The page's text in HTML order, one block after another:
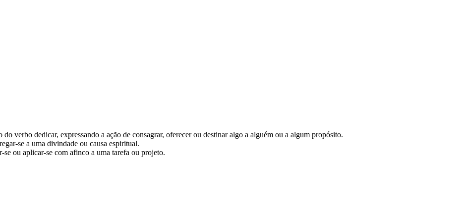
verbo dedicar, expressando a ação de consagrar, oferecer ou destinar algo a alguém ou a algum propósito.
se a uma divindade ou causa espiritual.
ou aplicar-se com afinco a uma tarefa ou projeto.